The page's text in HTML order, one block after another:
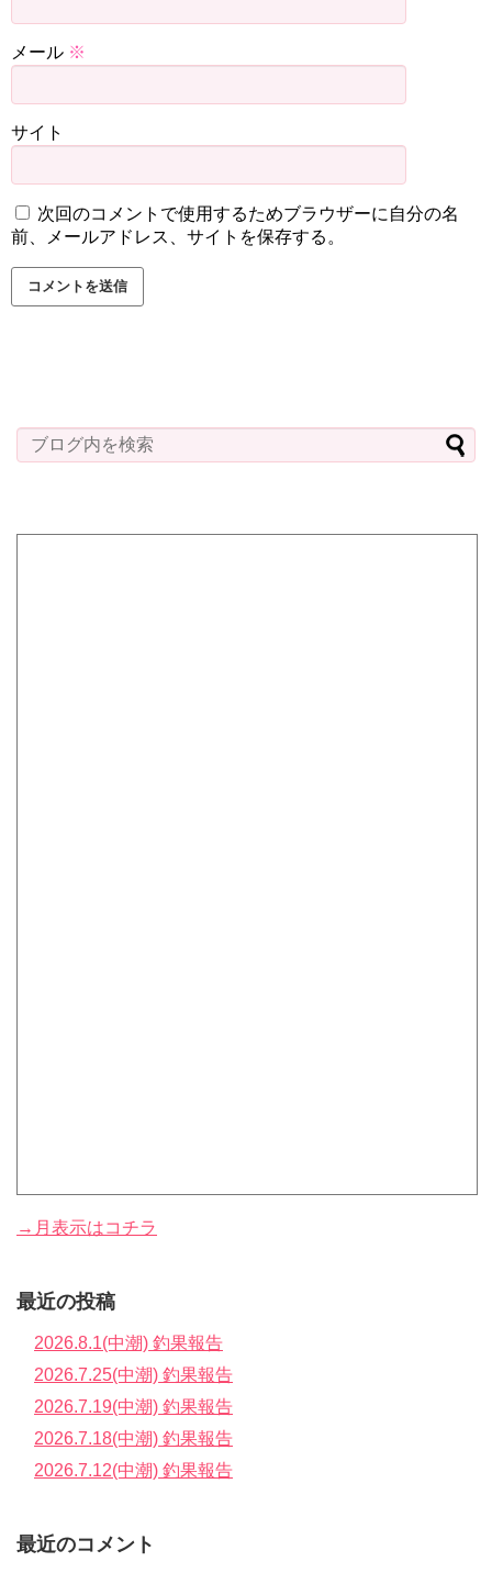
メール ※
サイト
次回のコメントで使用するためブラウザーに自分の名
前、メールアドレス、サイトを保存する。
→月表示はコチラ
最近の投稿
2026.8.1(中潮) 釣果報告
2026.7.25(中潮) 釣果報告
2026.7.19(中潮) 釣果報告
2026.7.18(中潮) 釣果報告
2026.7.12(中潮) 釣果報告
最近のコメント